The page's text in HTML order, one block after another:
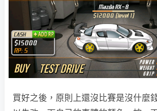
買好之後，原則上還沒比賽是沒什麼